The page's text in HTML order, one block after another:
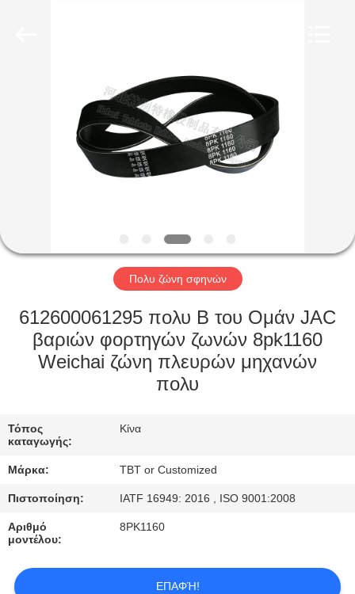
ΠΡΟΪΌΝΤΑ
ΓΎΡΟΣ
ΕΡΓΟΣΤΑΣΊΩΝ
ΠΟΙΟΤΙΚΌΣ
ΈΛΕΓΧΟΣ
ΕΛΆΤΕ
ΣΕ
ΕΠΑΦΉ
ΕΙΔΉΣΕΙΣ
Πολυ ζώνη σφηνών
612600061295 πολυ Β του Ομάν JAC
βαριών φορτηγών ζωνών 8pk1160
Weichai ζώνη πλευρών μηχανών
πολυ
Τόπος
καταγωγής:
Κίνα
Μάρκα: TBT or Customized
Πιστοποίηση: IATF 16949: 2016 , ISO 9001:2008
Αριθμό
μοντέλου:
8PK1160
ΕΠΑΦΉ!